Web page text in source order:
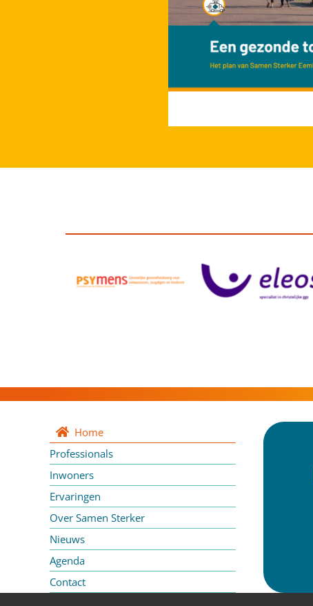
Home
Professionals
Inwoners
Ervaringen
Over Samen Sterker
Nieuws
Agenda
Contact